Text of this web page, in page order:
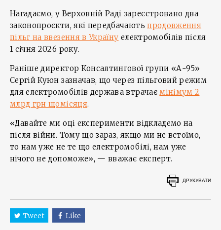
Нагадаємо, у Верховній Раді зареєстровано два
законопроєкти, які передбачаютьпродовження
пільг на ввезення в Україну електромобілів після
1 січня 2026 року.
Раніше директор Консалтингової групи «А-95»
Сергій Куюн зазначав, що через пільговий режим
для електромобілів держава втрачаємінімум 2
млрд грн щомісяця.
«Давайте ми оці експерименти відкладемо на
після війни. Тому що зараз, якщо ми не встоїмо,
то нам уже не те що електромобілі, нам уже
нічого не допоможе», — вважає експерт.
ДРУКУВАТИ
Tweet Like